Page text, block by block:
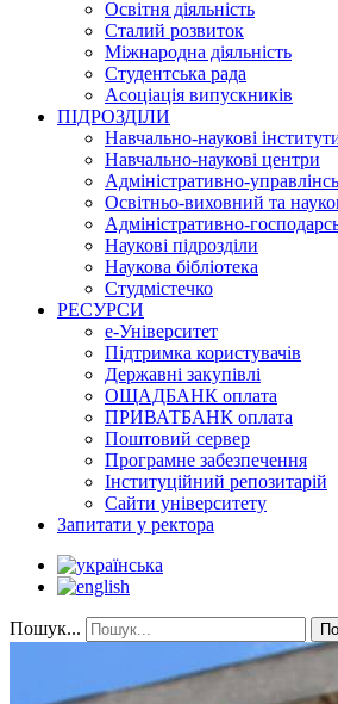
Освітня діяльність
Сталий розвиток
Міжнародна діяльність
Студентська рада
Асоціація випускників
ПІДРОЗДІЛИ
Навчально-наукові
Навчально-наукові центри
Адміністративно-
Освітньо-виховний та
Адміністративно-
Наукові підрозділи
Наукова бібліотека
Студмістечко
РЕСУРСИ
е-Університет
Підтримка користувачів
Державні закупівлі
ОЩАДБАНК оплата
ПРИВАТБАНК оплата
Поштовий сервер
Програмне забезпечення
Інституційний репозитарій
Сайти університету
Запитати у ректора
Пошук...